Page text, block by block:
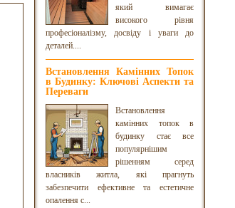
який вимагає
високого рівня
професіоналізму, досвіду і уваги до
деталей....
Встановлення Камінних Топок
в Будинку: Ключові Аспекти та
Переваги
Встановлення
камінних топок в
будинку стає все
популярнішим
рішенням серед
власників житла, які прагнуть
забезпечити ефективне та естетичне
опалення с...
Двері для бані і сауни Tesli Мрія
1900x700